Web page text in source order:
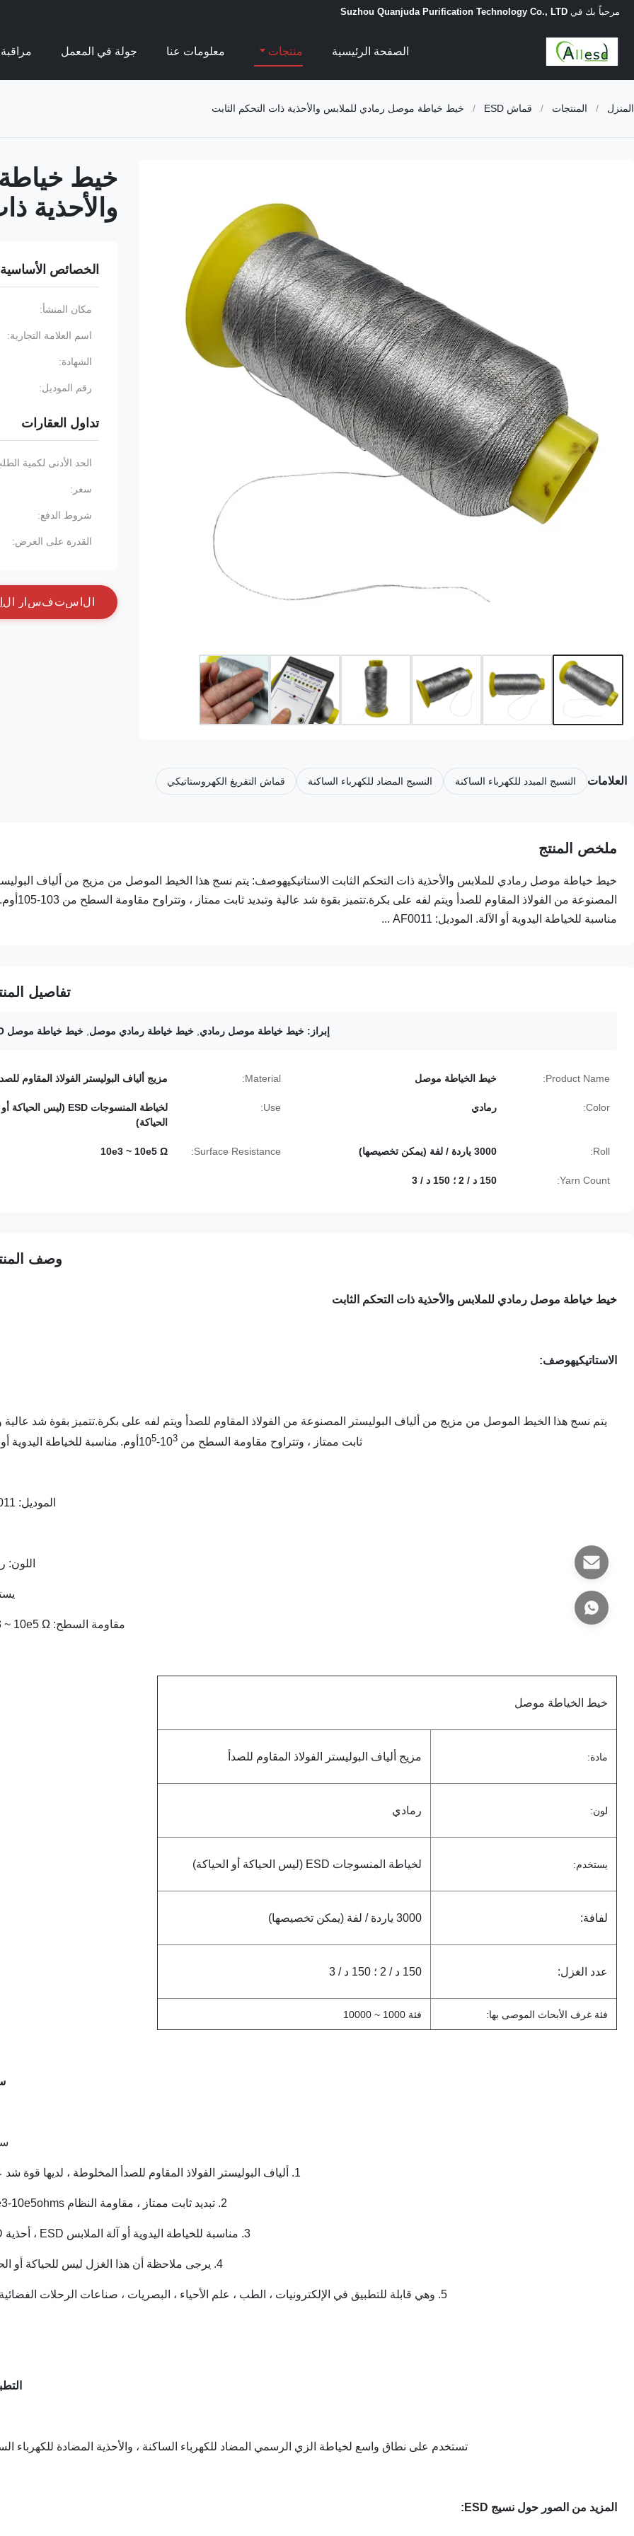
مرحباً بك في Suzhou Quanjuda Purification Technology Co., LTD
الصفحة الرئيسية منتجات معلومات عنا جولة في المعمل
المنزل / المنتجات / قماش ESD / خيط خياطة موصل رمادي للملابس والأحذية ذات التحكم الثابت
خيط
والأحذية
الخصائص الأساسية
مكان المنشأ:
اسم العلامة التجارية:
الشهادة:
رقم الموديل:
تداول العقارات
الحد الأدنى لكمية
سعر:
شروط الدفع:
القدرة على العرض:
ل ستفس ر ل
العلامات النسيج المبدد للكهرباء الساكنة النسيج المضاد للكهرباء الساكنة قماش التفريغ الكهروستاتيكي
ملخص المنتج
خيط خياطة موصل رمادي للملابس والأحذية ذات التحكم الثابت الاستاتيكيهوصف: يتم نسج هذا الخيط الموصل من مزيج من ألياف
المصنوعة من الفولاذ المقاوم للصدأ ويتم لفه على بكرة.تتميز بقوة شد عالية وتبديد ثابت ممتاز ، وتتراوح مقاومة السطح من 103-105أوم.
مناسبة للخياطة اليدوية أو الآلة. الموديل: AF0011 ...
تفاصيل
إبراز: خيط خياطة موصل رمادي خيط خياطة رمادي موصل خيط خياطة موصل ISO
Product Name: خيط الخياطة موصل Material: مزيج ألياف البوليستر الفولاذ المقاوم
Color: رمادي Use:
لخياطة المنسوجات ESD (ليس الحياكة أو
الحياكة)
Roll: 3000 ياردة / لفة (يمكن تخصيصها) Surface Resistance:
10e3 ~ 10e5 Ω
Yarn Count: 150 د / 2 ؛ 150 د / 3
وصف
خيط خياطة موصل رمادي للملابس والأحذية ذات التحكم الثابت
الاستاتيكيهوصف:
يتم نسج هذا الخيط الموصل من مزيج من ألياف البوليستر المصنوعة من الفولاذ المقاوم للصدأ ويتم لفه على بكرة.تتميز بقوة شد عالية
ثابت ممتاز ، وتتراوح مقاومة السطح من 10 3
-10
5 أوم. مناسبة للخياطة اليدوية أو
الموديل: AF0011
اللون:
مقاومة السطح: 10e3 ~ 10e5 Ω
خيط الخياطة موصل
مادة: مزيج ألياف البوليستر الفولاذ المقاوم للصدأ
لون: رمادي
يستخدم: لخياطة المنسوجات ESD (ليس الحياكة أو الحياكة)
لفافة: 3000 ياردة / لفة (يمكن تخصيصها)
عدد الغزل: 150 د / 2 ؛ 150 د / 3
فئة غرف الأبحاث الموصى بها: فئة 1000 ~ 10000
1. ألياف البوليستر الفولاذ المقاوم للصدأ المخلوطة ، لديها قوة شد عالية.
2. تبديد ثابت ممتاز ، مقاومة النظام 10e3-10e5ohms ؛
3. مناسبة للخياطة اليدوية أو آلة الملابس ESD ، أحذية ESD.
4. يرجى ملاحظة أن هذا الغزل ليس للحياكة أو الحياكة.
5. وهي قابلة للتطبيق في الإلكترونيات ، الطب ، علم الأحياء ، البصريات ، صناعات الرحلات الفضائية ، إلخ
تستخدم على نطاق واسع لخياطة الزي الرسمي المضاد للكهرباء الساكنة ، والأحذية المضادة للكهرباء
المزيد من الصور حول نسيج ESD: